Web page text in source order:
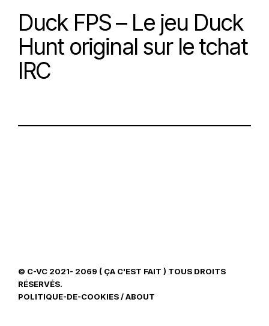
Duck FPS – Le jeu Duck
Hunt original sur le tchat
IRC
© C-VC 2021- 2069 ( ÇA C'EST FAIT ) TOUS DROITS
RÉSERVÉS.
POLITIQUE-DE-COOKIES/ABOUT